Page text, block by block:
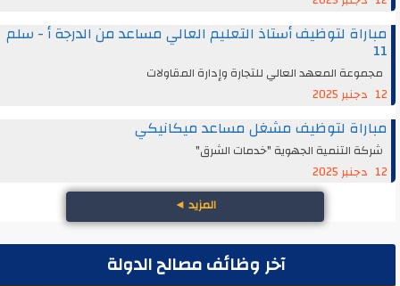
مباراة لتوظيف أستاذ التعليم العالي مساعد من الدرجة أ - سلم
11
مجموعة المعهد العالي للتجارة وإدارة المقاولات
12 دجنبر 2025
مباراة لتوظيف مشغل مساعد ميكانيكي
شركة التنمية الجهوية "خدمات الشرق"
12 دجنبر 2025
المزيد◄
آخر وظائف مصالح الدولة